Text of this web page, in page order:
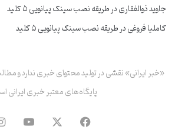
جاوید ذوالفقاریدرطریقه نصب سینک پیانویی ۵ کلید
کاملیا فروغیدرطریقه نصب سینک پیانویی ۵ کلید
«خبر ایرانی» نقشی در تولید محتوای خبری ندارد و
پایگاه‌های معتبر خبری ایرانی
فیس